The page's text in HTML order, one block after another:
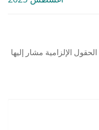
الحقول الإلزامية مشار إليها